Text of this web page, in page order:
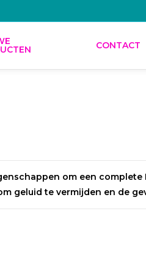
CONTACT
om een
geluid te vermijden en de